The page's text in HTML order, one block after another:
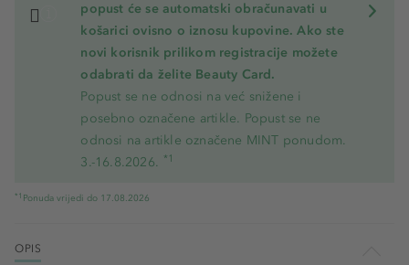
popust će se automatski obračunavati u
košarici ovisno o iznosu kupovine. Ako ste
novi korisnik prilikom registracije možete
odabrati da želite Beauty Card.
Popust se ne odnosi na već snižene i
posebno označene artikle. Popust se ne
odnosi na artikle označene MINT ponudom.
3.-16.8.2026. *1
*1 Ponuda vrijedi do 17.08.2026
OPIS